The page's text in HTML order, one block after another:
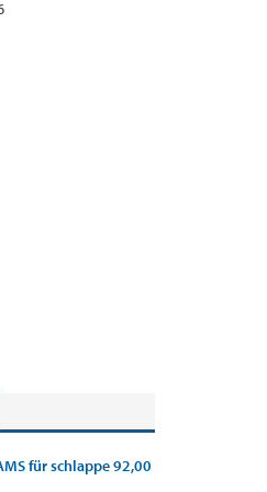
für schlappe 92,00